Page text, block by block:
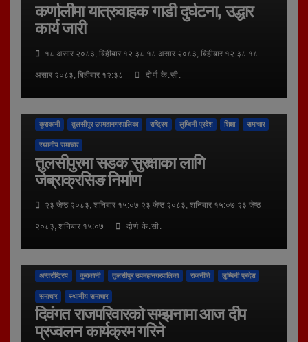
कर्णालीमा यात्रुवाहक गाडी दुर्घटना, उद्धार
कार्य जारी
१८ असार २०८३, बिहीबार १२:३८ १८ असार २०८३, बिहीबार १२:३८ १८
असार २०८३, बिहीबार १२:३८ दोर्ण के.सी.
कुराकानी तुलसीपुर उपमहानगरपालिका राष्ट्रिय लुम्बिनी प्रदेश शिक्षा समाचार
स्थानीय समाचार
तुलसीपुरमा सडक सुरक्षाका लागि
जेब्राक्रसिङ निर्माण
२३ जेष्ठ २०८३, शनिबार १५:०७ २३ जेष्ठ २०८३, शनिबार १५:०७ २३ जेष्ठ
२०८३, शनिबार १५:०७ दोर्ण के.सी.
अन्तर्राष्ट्रिय कुराकानी तुलसीपुर उपमहानगरपालिका राजनीति लुम्बिनी प्रदेश
समाचार स्थानीय समाचार
दिवंगत राजपरिवारको सम्झनामा आज दीप
प्रज्वलन कार्यक्रम गरिने